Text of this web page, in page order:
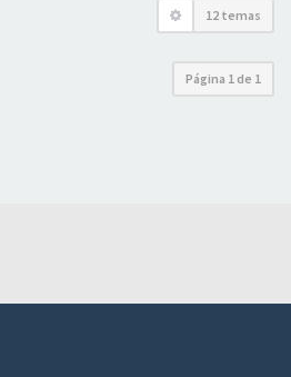
12 temas
Página 1 de 1